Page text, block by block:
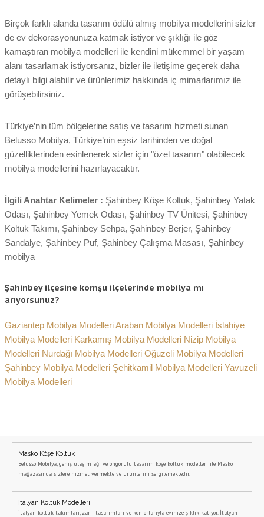
Birçok farklı alanda tasarım ödülü almış mobilya modellerini sizler
de ev dekorasyonunuza katmak istiyor ve şıklığı ile göz
kamaştıran mobilya modelleri ile kendini mükemmel bir yaşam
alanı tasarlamak istiyorsanız, bizler ile iletişime geçerek daha
detaylı bilgi alabilir ve ürünlerimiz hakkında iç mimarlarımız ile
görüşebilirsiniz.
Türkiye’nin tüm bölgelerine satış ve tasarım hizmeti sunan
Belusso Mobilya, Türkiye’nin eşsiz tarihinden ve doğal
güzelliklerinden esinlenerek sizler için "özel tasarım" olabilecek
mobilya modellerini hazırlayacaktır.
İlgili Anahtar Kelimeler : Şahinbey Köşe Koltuk, Şahinbey Yatak
Odası, Şahinbey Yemek Odası, Şahinbey TV Ünitesi, Şahinbey
Koltuk Takımı, Şahinbey Sehpa, Şahinbey Berjer, Şahinbey
Sandalye, Şahinbey Puf, Şahinbey Çalışma Masası, Şahinbey
mobilya
Şahinbey ilçesine komşu ilçelerinde mobilya mı
arıyorsunuz?
Gaziantep Mobilya ModelleriAraban Mobilya Modelleri İslahiye
Mobilya Modelleri Karkamış Mobilya Modelleri Nizip Mobilya
Modelleri Nurdağı Mobilya Modelleri Oğuzeli Mobilya Modelleri
Şahinbey Mobilya Modelleri Şehitkamil Mobilya Modelleri Yavuzeli
Mobilya Modelleri
Masko Köşe Koltuk
Belusso Mobilya, geniş ulaşım ağı ve öngörülü tasarım köşe koltuk modelleri ile Masko
mağazasında sizlere hizmet vermekte ve ürünlerini sergilemektedir.
İtalyan Koltuk Modelleri
İtalyan koltuk takımları, zarif tasarımları ve konforlarıyla evinize şıklık katıyor. İtalyan